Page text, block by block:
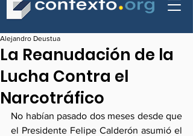
La Reanudación de la
Lucha Contra el
Narcotráfico
Alejandro Deustua
No habían pasado dos meses desde que
el Presidente Felipe Calderón asumió el